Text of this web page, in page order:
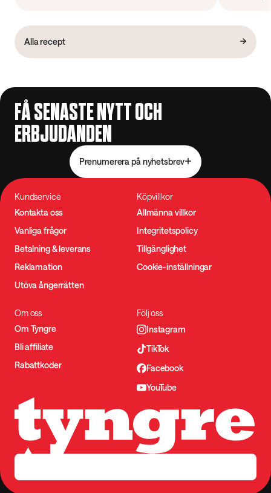
Alla recept
FÅ SENASTE NYTT OCH
ERBJUDANDEN
Prenumerera på nyhetsbrev
Kundservice
Kontakta oss
Vanliga frågor
Betalning & leverans
Reklamation
Utöva ångerrätten
Köpvillkor
Allmänna villkor
Integritetspolicy
Tillgänglighet
Cookie-inställningar
Om oss
Om Tyngre
Bli affiliate
Rabattkoder
Följ oss
Instagram
TikTok
Facebook
YouTube